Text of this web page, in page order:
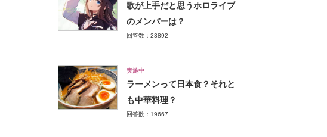
歌が上手だと思うホロライブ
のメンバーは？
回答数：23892
実施中
ラーメンって日本食？それと
も中華料理？
回答数：19667